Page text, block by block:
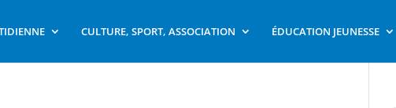
CULTURE, SPORT, ASSOCIATION ÉDUCATION JEUNESSE